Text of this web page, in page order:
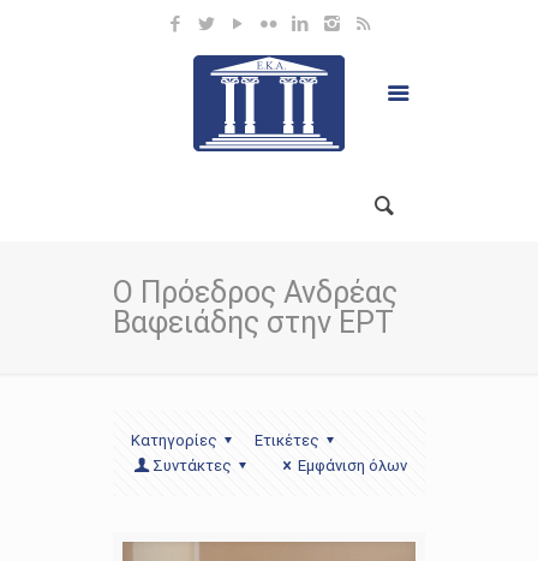
Ο Πρόεδρος Ανδρέας
Βαφειάδης στην ΕΡΤ
Κατηγορίες
Ετικέτες
Συντάκτες
Εμφάνιση όλων